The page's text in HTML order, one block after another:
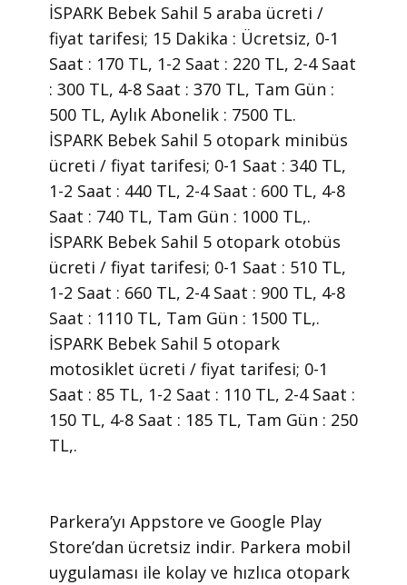
İSPARK Bebek Sahil 5 araba ücreti /
fiyat tarifesi; 15 Dakika : Ücretsiz, 0-1
Saat : 170 TL, 1-2 Saat : 220 TL, 2-4 Saat
: 300 TL, 4-8 Saat : 370 TL, Tam Gün :
500 TL, Aylık Abonelik : 7500 TL.
İSPARK Bebek Sahil 5 otopark minibüs
ücreti / fiyat tarifesi; 0-1 Saat : 340 TL,
1-2 Saat : 440 TL, 2-4 Saat : 600 TL, 4-8
Saat : 740 TL, Tam Gün : 1000 TL,.
İSPARK Bebek Sahil 5 otopark otobüs
ücreti / fiyat tarifesi; 0-1 Saat : 510 TL,
1-2 Saat : 660 TL, 2-4 Saat : 900 TL, 4-8
Saat : 1110 TL, Tam Gün : 1500 TL,.
İSPARK Bebek Sahil 5 otopark
motosiklet ücreti / fiyat tarifesi; 0-1
Saat : 85 TL, 1-2 Saat : 110 TL, 2-4 Saat :
150 TL, 4-8 Saat : 185 TL, Tam Gün : 250
TL,.
​Parkera’yı Appstore ve Google Play
Store’dan ücretsiz indir. Parkera mobil
uygulaması ile kolay ve hızlıca otopark